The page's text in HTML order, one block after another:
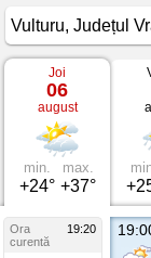
Vremea
Vulturu
Județul
Vrancea
Joi
06
august
min.
+24°
max.
+37°
Ora
19:20
curentă